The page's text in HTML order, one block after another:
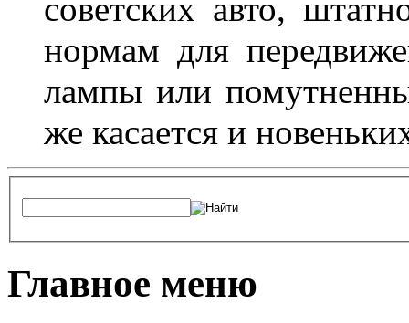
советских авто,
нормам для
лампы или
же касается и
Главное меню